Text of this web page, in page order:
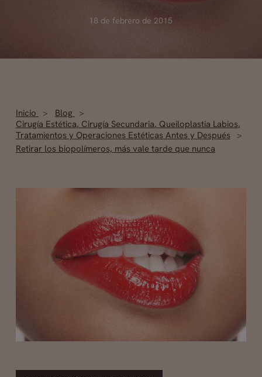
18 de febrero de 2015
Inicio
Blog
Cirugía Estética, Cirugía Secundaria, Queiloplastia Labios,
Tratamientos y Operaciones Estéticas Antes y Después
Retirar los biopolímeros, más vale tarde que nunca